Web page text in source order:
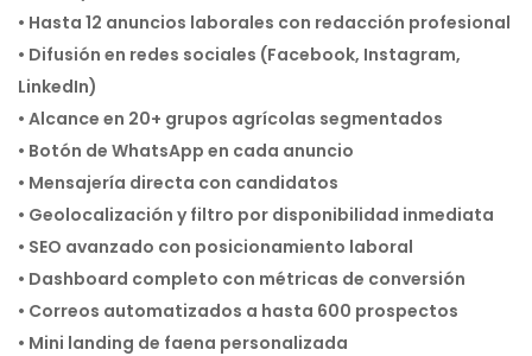
• Hasta 12 anuncios laborales con redacción profesional
• Difusión en redes sociales (Facebook, Instagram,
LinkedIn)
• Alcance en 20+ grupos agrícolas segmentados
• Botón de WhatsApp en cada anuncio
• Mensajería directa con candidatos
• Geolocalización y filtro por disponibilidad inmediata
• SEO avanzado con posicionamiento laboral
• Dashboard completo con métricas de conversión
• Correos automatizados a hasta 600 prospectos
• Mini landing de faena personalizada